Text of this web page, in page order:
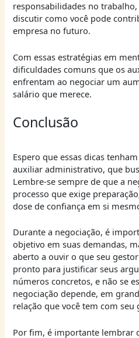
responsabilidades no
discutir como você pode
empresa no futuro.
Com essas estratégias em
dificuldades comuns que os
enfrentam ao negociar um
salário que merece.
Conclusão
Espero que essas dicas
auxiliar administrativo, que
Lembre-se sempre de que a
processo que exige
dose de confiança em si
Durante a negociação, é
objetivo em suas demandas,
aberto a ouvir o que seu
pronto para justificar seus
números concretos, e não se
negociação depende, em
relação que você tem com seu
Por fim, é importante lembrar